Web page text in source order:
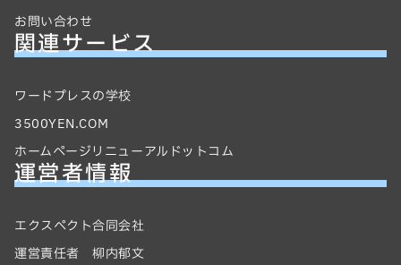
お問い合わせ
関連サービス
ワードプレスの学校
3500YEN.COM
ホームページリニューアルドットコム
運営者情報
エクスペクト合同会社
運営責任者 柳内郁文